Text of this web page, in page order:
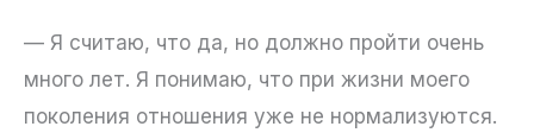
— Я считаю, что да, но должно пройти очень
много лет. Я понимаю, что при жизни моего
поколения отношения уже не нормализуются.